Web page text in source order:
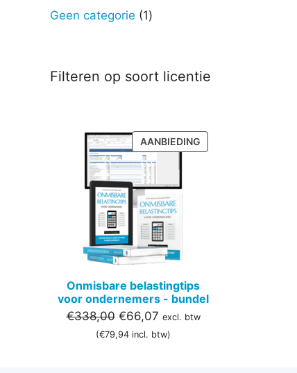
producten
Geen categorie 11
Filteren op soort licentie
AANBIEDINGPRODUCT
IN
Onmisbare belastingtips
voor ondernemers - bundel
€338,00 Oorspronkelijke
prijs
€66,07Huidige
prijs
excl. btw
(€79,94 incl. btw)